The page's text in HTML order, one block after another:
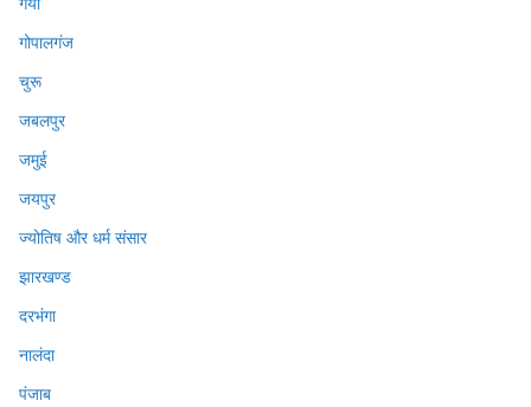
गोपालगंज
चुरू
जबलपुर
जमुई
जयपुर
ज्योतिष और धर्म संसार
झारखण्ड
दरभंगा
नालंदा
पंजाब